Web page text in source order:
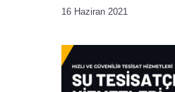
16 Haziran 2021